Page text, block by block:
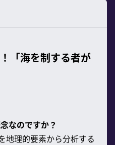
「海を制する者が
なのですか？
地理的要素から分析する